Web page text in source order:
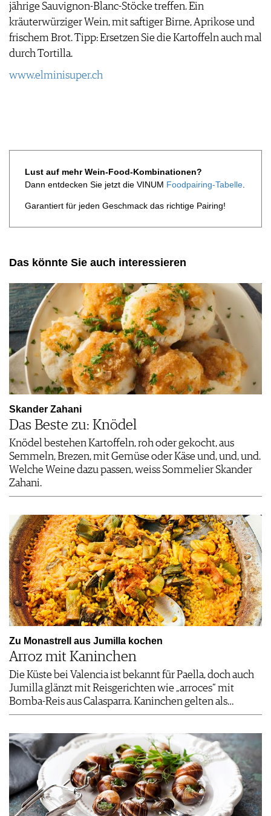
jährige Sauvignon-Blanc-Stöcke treffen. Ein
kräuterwürziger Wein, mit saftiger Birne, Aprikose und
frischem Brot. Tipp: Ersetzen Sie die Kartoffeln auch mal
durch Tortilla.
www.elminisuper.ch
Lust auf mehr Wein-Food-Kombinationen?
Dann entdecken Sie jetzt die VINUM Foodpairing-Tabelle
Garantiert für jeden Geschmack das richtige Pairing!
Das könnte Sie auch interessieren
Skander Zahani
Das Beste zu: Knödel
Knödel bestehen Kartoffeln, roh oder gekocht, aus
Semmeln, Brezen, mit Gemüse oder Käse und, und, und.
Welche Weine dazu passen, weiss Sommelier Skander
Zahani.
Zu Monastrell aus Jumilla kochen
Arroz mit Kaninchen
Die Küste bei Valencia ist bekannt für Paella, doch auch
Jumilla glänzt mit Reisgerichten wie „arroces“ mit
Bomba-Reis aus Calasparra. Kaninchen gelten als…